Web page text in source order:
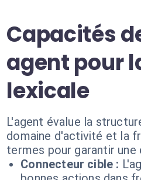
Capacités
agent pour
lexicale
L'agent évalue la
domaine d'activité et la
termes pour garantir
Connecteur cible :